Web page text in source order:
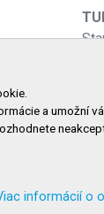
a umožní
informácií o